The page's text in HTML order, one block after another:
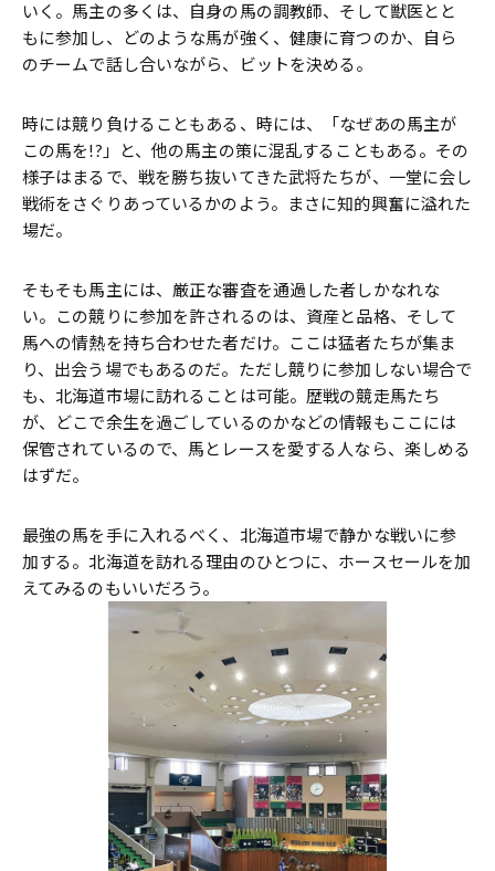
いく。馬主の多くは、自身の馬の調教師、そして獣医とと
もに参加し、どのような馬が強く、健康に育つのか、自ら
のチームで話し合いながら、ビットを決める。
時には競り負けることもある、時には、「なぜあの馬主が
この馬を!?」と、他の馬主の策に混乱することもある。その
様子はまるで、戦を勝ち抜いてきた武将たちが、一堂に会し
戦術をさぐりあっているかのよう。まさに知的興奮に溢れた
場だ。
そもそも馬主には、厳正な審査を通過した者しかなれな
い。この競りに参加を許されるのは、資産と品格、そして
馬への情熱を持ち合わせた者だけ。ここは猛者たちが集ま
り、出会う場でもあるのだ。ただし競りに参加しない場合で
も、北海道市場に訪れることは可能。歴戦の競走馬たち
が、どこで余生を過ごしているのかなどの情報もここには
保管されているので、馬とレースを愛する人なら、楽しめる
はずだ。
最強の馬を手に入れるべく、北海道市場で静かな戦いに参
加する。北海道を訪れる理由のひとつに、ホースセールを加
えてみるのもいいだろう。